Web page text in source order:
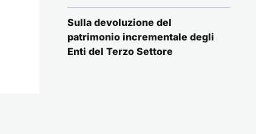
Sulla devoluzione del
patrimonio incrementale degli
Enti del Terzo Settore